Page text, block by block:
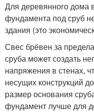
Фундамент без
Для деревянного дома
фундамента под сруб
здания (это
Свес брёвен за
сруба может создать
напряжения в стенах,
несущих конструкций
размер основания
фундамент лучше для